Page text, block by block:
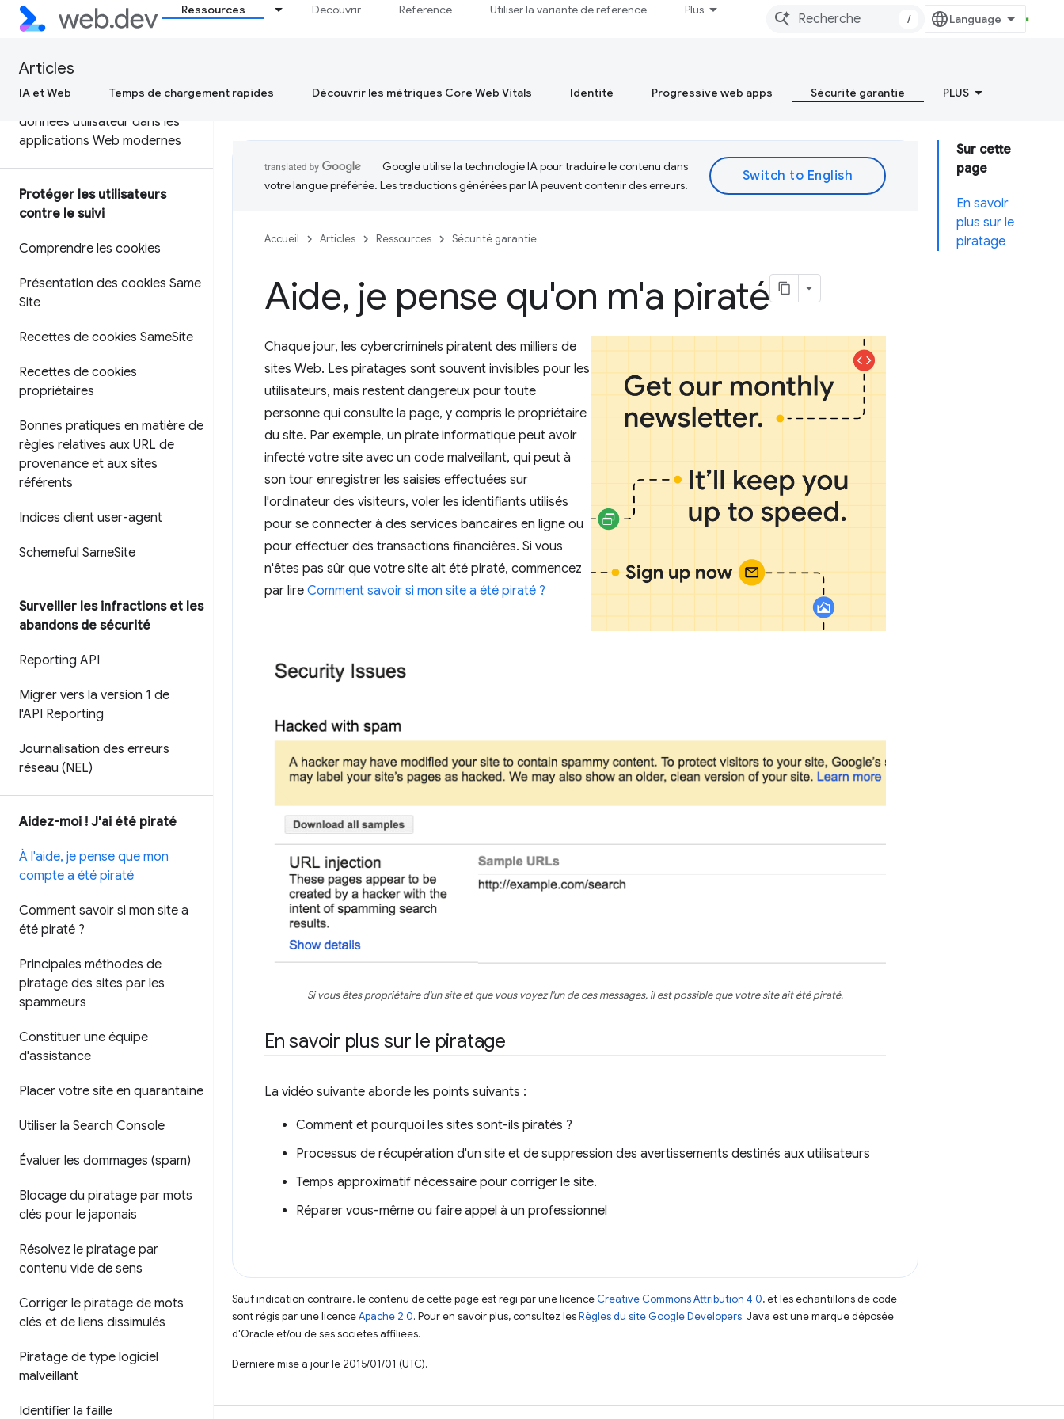
Ressources Découvrir Référence Utiliser la variante de référence Plus
/
Articles
IA et Web Temps de chargement rapides Découvrir les métriques Core Web Vitals Identité Progressive web apps Sécurité garantie PLUS
Limiter les scripts intersites
Security Policy) stricte.
Hébergement sécurisé des
données utilisateur dans les
applications Web modernes
Protéger les utilisateurs
contre le suivi
Comprendre les cookies
Présentation des cookies Same
Site
Recettes de cookies SameSite
Recettes de cookies
propriétaires
Bonnes pratiques en matière de
règles relatives aux URL de
provenance et aux sites
référents
Indices client user-agent
Schemeful SameSite
Surveiller les infractions et les
abandons de sécurité
Reporting API
Migrer vers la version 1 de
l'API Reporting
Journalisation des erreurs
réseau (NEL)
Aidez-moi ! J'ai été piraté
À l'aide, je pense que mon
compte a été piraté
Comment savoir si mon site a
été piraté ?
Principales méthodes de
piratage des sites par les
spammeurs
Constituer une équipe
d'assistance
Placer votre site en quarantaine
Utiliser la Search Console
Évaluer les dommages (spam)
Blocage du piratage par mots
clés pour le japonais
Résolvez le piratage par
contenu vide de sens
Corriger le piratage de mots
clés et de liens dissimulés
Piratage de type logiciel
malveillant
Identifier la faille
Sur cette
page
En savoir
plus sur le
piratage
Google utilise la technologie IA pour traduire le contenu dans
votre langue préférée. Les traductions générées par IA peuvent contenir des erreurs.
Accueil Articles Ressources Sécurité garantie
Aide, je pense qu'on m'a piraté
Chaque jour, les cybercriminels piratent des milliers de
sites Web. Les piratages sont souvent invisibles pour les
utilisateurs, mais restent dangereux pour toute
personne qui consulte la page, y compris le propriétaire
du site. Par exemple, un pirate informatique peut avoir
infecté votre site avec un code malveillant, qui peut à
son tour enregistrer les saisies effectuées sur
l'ordinateur des visiteurs, voler les identifiants utilisés
pour se connecter à des services bancaires en ligne ou
pour effectuer des transactions financières. Si vous
n'êtes pas sûr que votre site ait été piraté, commencez
par lire Comment savoir si mon site a été piraté ?
Si vous êtes propriétaire d'un site et que vous voyez l'un de ces messages, il est possible que votre site ait été piraté.
En savoir plus sur le piratage
La vidéo suivante aborde les points suivants :
Comment et pourquoi les sites sont-ils piratés ?
Processus de récupération d'un site et de suppression des avertissements destinés aux utilisateurs
Temps approximatif nécessaire pour corriger le site.
Réparer vous-même ou faire appel à un professionnel
Sauf indication contraire, le contenu de cette page est régi par une licence Creative Commons Attribution 4.0, et les échantillons de code
sont régis par une licenceApache 2.0. Pour en savoir plus, consultez lesRègles du site Google Developers. Java est une marque déposée
d'Oracle et/ou de ses sociétés affiliées.
Dernière mise à jour le 2015/01/01 (UTC).